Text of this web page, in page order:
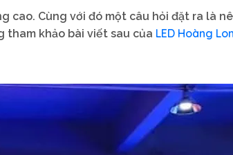
cao. Cùng với đó một câu hỏi đặt ra là
tham khảo bài viết sau của LED Hoàng